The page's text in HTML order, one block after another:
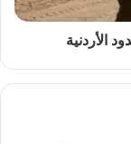
الأردنية